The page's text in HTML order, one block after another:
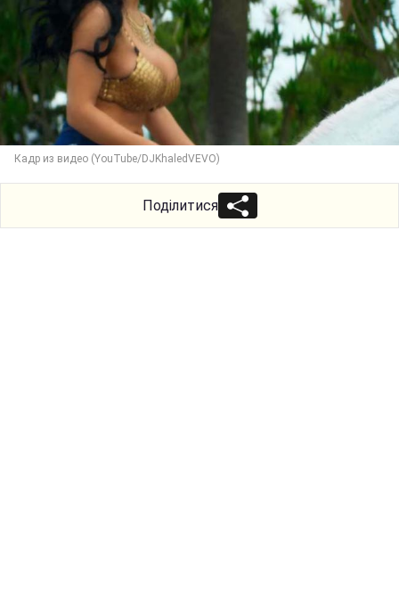
Кадр из видео (YouTube/DJKhaledVEVO)
Поділитися